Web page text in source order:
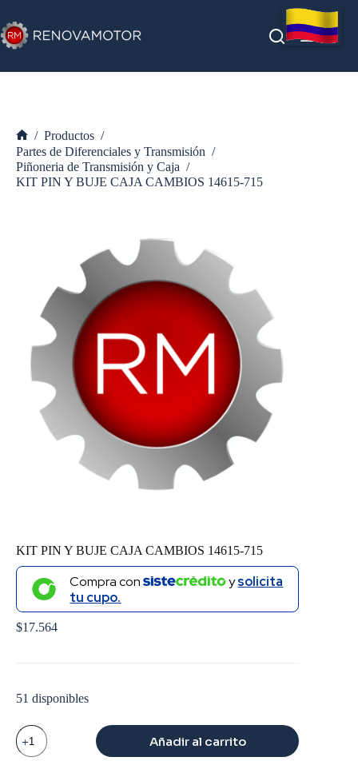
al
contenido
Inicio
/ Productos /
Partes de Diferenciales y Transmisión /
Piñoneria de Transmisión y Caja /
KIT PIN Y BUJE CAJA CAMBIOS 14615-715
KIT PIN Y BUJE CAJA CAMBIOS 14615-715
Compra con ysolicita
tu cupo.
$17.564
51 disponibles
KIT
PIN
Y
Añadir al carrito